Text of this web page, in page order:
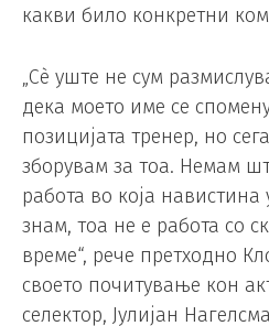
какви било конкретни
„Сè уште не сум
дека моето име се
позицијата тренер, но
зборувам за тоа. Немам
работа во која
знам, тоа не е работа со
време“, рече претходно
своето почитување кон
селектор, Јулијан